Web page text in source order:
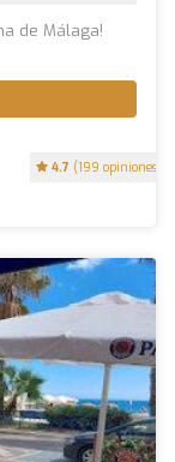
4.7 (199 opiniones)
de Málaga!